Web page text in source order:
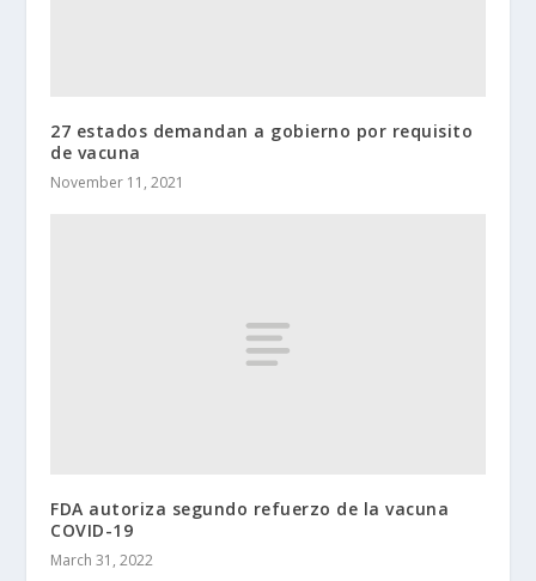
27 estados demandan a gobierno por requisito
de vacuna
November 11, 2021
FDA autoriza segundo refuerzo de la vacuna
COVID-19
March 31, 2022